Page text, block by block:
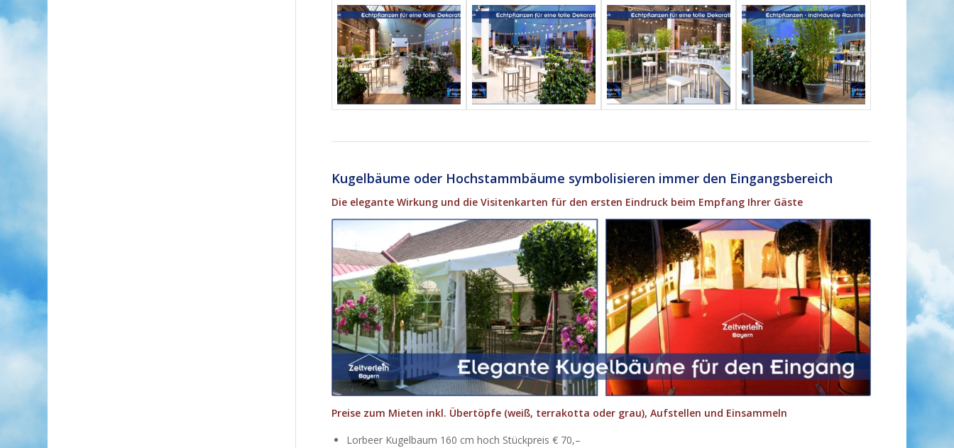
Kugelbäume oder Hochstammbäume symbolisieren immer den Eingangsbereich
Die elegante Wirkung und die Visitenkarten für den ersten Eindruck beim Empfang Ihrer Gäste
Preise zum Mieten inkl. Übertöpfe (weiß, terrakotta oder grau), Aufstellen und Einsammeln
Lorbeer Kugelbaum 160 cm hoch Stückpreis € 70,–